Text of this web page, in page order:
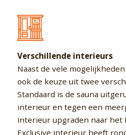
Verschillende interieurs
Naast de vele
ook de keuze uit twee
Standaard is de sauna
interieur en tegen een
interieur upgraden naar het
Exclusive interieur heeft